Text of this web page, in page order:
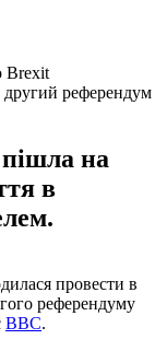
другий референдум
на
в
провести в
референдуму
BBC.